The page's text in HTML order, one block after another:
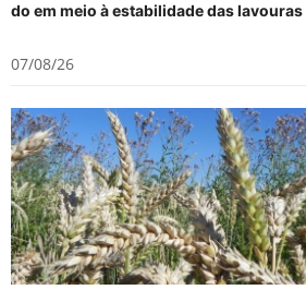
do em meio à estabilidade das lavouras
07/08/26